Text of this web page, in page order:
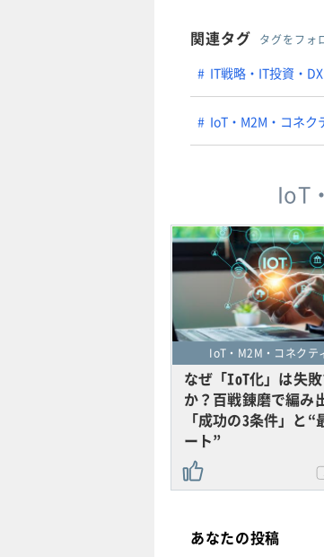
関連タグ タグをフォ
IT戦略・IT投資・DX
IoT・M2M・コネク
IoT
IoT・M2M・コネクテ
なぜ「IoT化」は失
か？百戦錬磨で編み
「成功の3条件」と“
ート”
あなたの投稿